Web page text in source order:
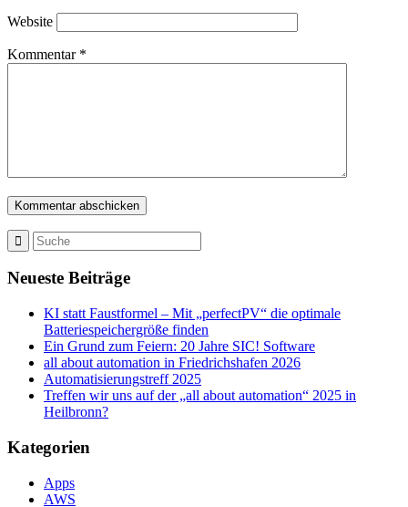
Website
Kommentar *
Neueste Beiträge
KI statt Faustformel – Mit „perfectPV“ die optimale
Batteriespeichergröße finden
Ein Grund zum Feiern: 20 Jahre SIC! Software
all about automation in Friedrichshafen 2026
Automatisierungstreff 2025
Treffen wir uns auf der „all about automation“ 2025 in
Heilbronn?
Kategorien
Apps
AWS